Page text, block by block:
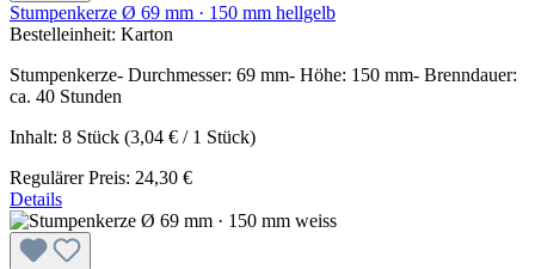
Stumpenkerze Ø 69 mm · 150 mm hellgelb
Bestelleinheit: Karton
Stumpenkerze- Durchmesser: 69 mm- Höhe: 150 mm- Brenndauer:
ca. 40 Stunden
Inhalt: 8 Stück (3,04 € / 1 Stück)
Regulärer Preis: 24,30 €
Details